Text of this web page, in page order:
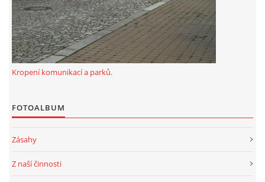
Kropení komunikací a parků.
FOTOALBUM
Zásahy
Z naší činnosti